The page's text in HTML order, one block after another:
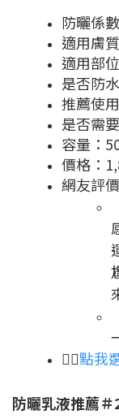
防曬係
適用膚
適用部
是否防
推薦使
是否需
容量：
價格：
網友評
👉🏻點我
防曬乳液推薦